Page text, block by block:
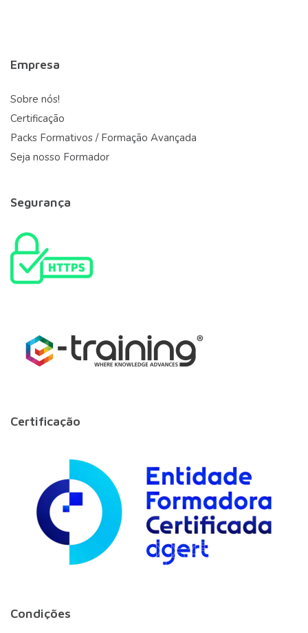
Empresa
Sobre nós!
Certificação
Packs Formativos / Formação Avançada
Seja nosso Formador
Segurança
Certificação
Condições